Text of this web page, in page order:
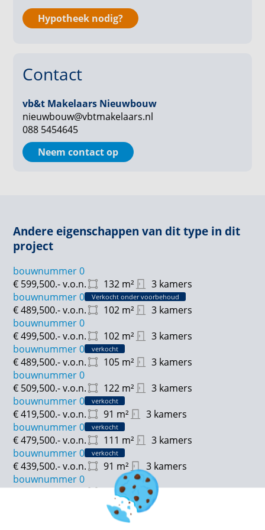
een separaat toilet voor gasten.
zit je heerlijk beschut en het is daardoor een ideale
plek om lekker te eten, te lezen of om lekker niks te
doen.
- Inclusief eigen parkeerplaats
Hypotheek nodig?
Contact
vb&t Makelaars Nieuwbouw
nieuwbouw@vbtmakelaars.nl
088 5454645
Neem contact op
Andere eigenschappen van dit type in dit
project
bouwnummer 0
132 m² 3 kamers
€ 599,500.-v.o.n.
bouwnummer 0
Verkocht onder voorbehoud
102 m² 3 kamers
€ 489,500.-v.o.n.
bouwnummer 0
102 m² 3 kamers
€ 499,500.-v.o.n.
bouwnummer 0
verkocht
105 m² 3 kamers
€ 489,500.-v.o.n.
bouwnummer 0
122 m² 3 kamers
€ 509,500.-v.o.n.
bouwnummer 0
verkocht
91 m² 3 kamers
€ 419,500.-v.o.n.
bouwnummer 0
verkocht
111 m² 3 kamers
€ 479,500.-v.o.n.
bouwnummer 0
verkocht
91 m² 3 kamers
€ 439,500.-v.o.n.
bouwnummer 0
103m² 3 kamers
verkocht
147m²